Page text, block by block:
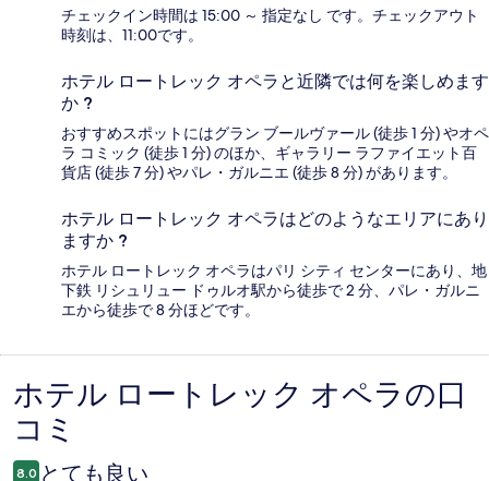
チェックイン時間は 15:00 ～ 指定なし です。チェックアウト
時刻は、11:00です。
ホテル ロートレック オペラと近隣では何を楽しめます
か ?
おすすめスポットにはグラン ブールヴァール (徒歩 1 分) やオペ
ラ コミック (徒歩 1 分) のほか、ギャラリー ラファイエット百
貨店 (徒歩 7 分) やパレ・ガルニエ (徒歩 8 分) があります。
ホテル ロートレック オペラはどのようなエリアにあり
ますか ?
ホテル ロートレック オペラはパリ シティ センターにあり、地
下鉄 リシュリュー ドゥルオ駅から徒歩で 2 分、パレ・ガルニ
エから徒歩で 8 分ほどです。
口
コ
ミ
ホテル ロートレック オペラの口
コミ
8.0 とても良い